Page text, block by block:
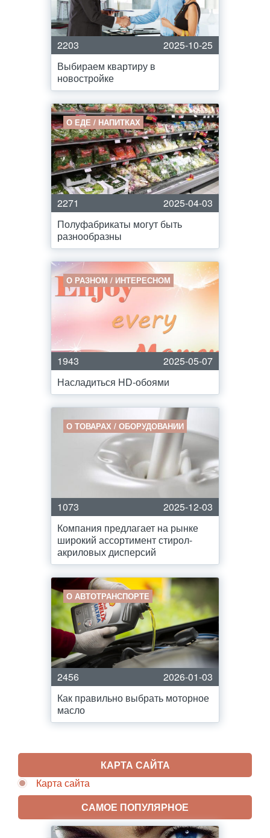
2203
2025-10-25
Выбираем квартиру в
новостройке
О ЕДЕ / НАПИТКАХ
2271
2025-04-03
Полуфабрикаты могут быть
разнообразны
О РАЗНОМ / ИНТЕРЕСНОМ
1943
2025-05-07
Насладиться HD-обоями
О ТОВАРАХ / ОБОРУДОВАНИИ
1073
2025-12-03
Компания предлагает на рынке
широкий ассортимент стирол-
акриловых дисперсий
О АВТОТРАНСПОРТЕ
2456
2026-01-03
Как правильно выбрать моторное
масло
КАРТА САЙТА
Карта сайта
САМОЕ ПОПУЛЯРНОЕ